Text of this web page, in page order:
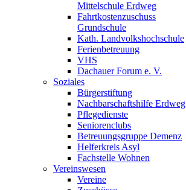
Mittelschule Erdweg
Fahrtkostenzuschuss
Grundschule
Kath. Landvolkshochschule
Ferienbetreuung
VHS
Dachauer Forum e. V.
Soziales
Bürgerstiftung
Nachbarschaftshilfe Erdweg
Pflegedienste
Seniorenclubs
Betreuungsgruppe Demenz
Helferkreis Asyl
Fachstelle Wohnen
Vereinswesen
Vereine